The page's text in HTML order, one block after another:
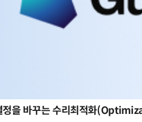
정을 바꾸는 수리최적화